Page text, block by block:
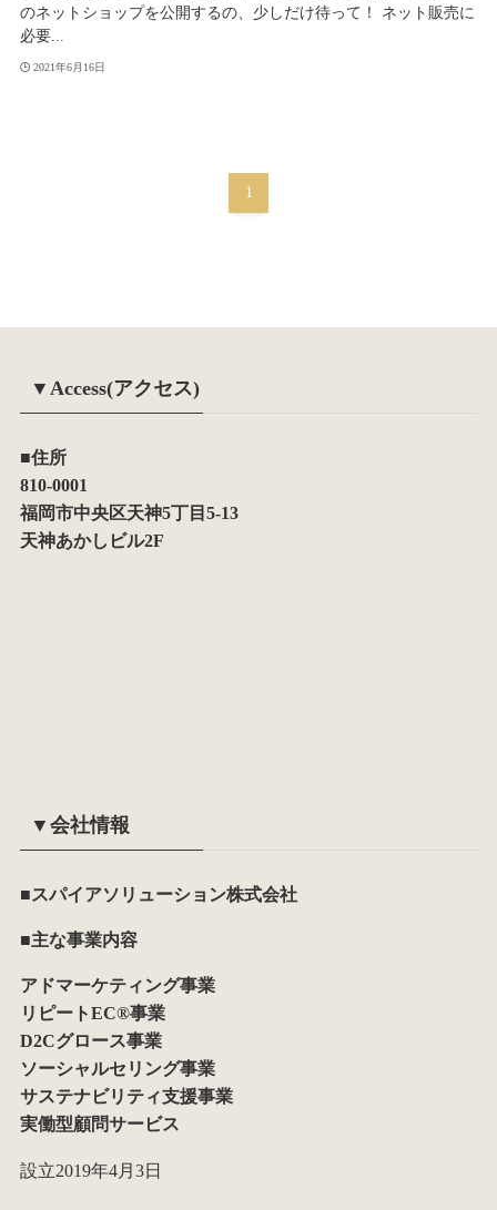
のネットショップを公開するの、少しだけ待って！ ネット販売に
必要...
2021年6月16日
1
▼Access(アクセス)
■住所
810-0001
福岡市中央区天神5丁目5-13
天神あかしビル2F
▼会社情報
■スパイアソリューション株式会社
■主な事業内容
アドマーケティング事業
リピートEC®事業
D2Cグロース事業
ソーシャルセリング事業
サステナビリティ支援事業
実働型顧問サービス
設立2019年4月3日